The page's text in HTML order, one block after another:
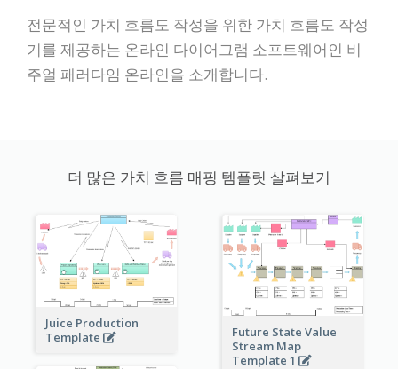
전문적인 가치 흐름도 작성을 위한 가치 흐름도 작성
기를 제공하는 온라인 다이어그램 소프트웨어인 비
주얼 패러다임 온라인을 소개합니다.
더 많은 가치 흐름 매핑 템플릿 살펴보기
Juice Production
Template
Future State Value
Stream Map
Template 1